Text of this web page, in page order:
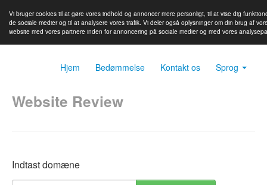
Vi bruger cookies til at gøre vores indhold og annoncer mere personligt, til at vise dig
de sociale medier og til at analysere vores trafik. Vi deler også oplysninger om din brug af
website med vores partnere inden for annoncering på sociale medier og med vores
Hjem Bedømmelse Kontakt os Sprog
Website Review
Indtast domæne